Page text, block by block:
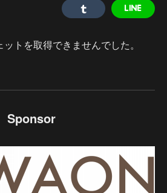
トを取得できませんでした。
Sponsor